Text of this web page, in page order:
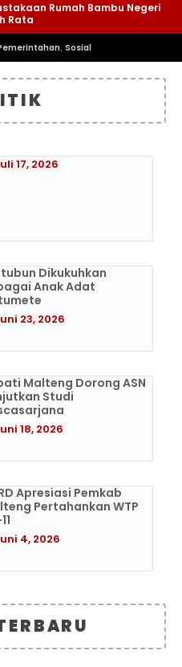
Rumah Bambu Negeri
Rata
, Sosial
17, 2026
Dikukuhkan
Anak Adat
23, 2026
Malteng Dorong ASN
Studi
18, 2026
Apresiasi Pemkab
Pertahankan WTP
4, 2026